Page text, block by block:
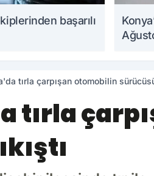
başarılı
tırla çarpışan otomobilin
tırla